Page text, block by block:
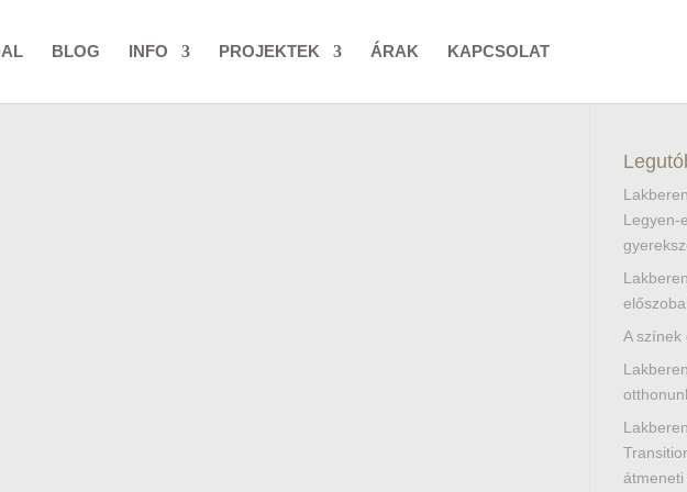
BLOG INFO PROJEKTEK ÁRAK KAPCSOLAT
Legyen-
A színek